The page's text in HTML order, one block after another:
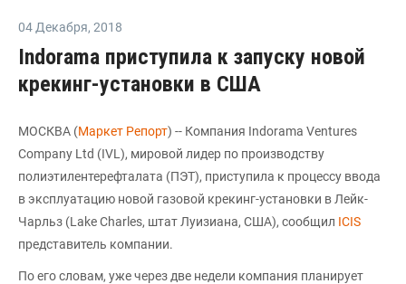
04 Декабря, 2018
Indorama приступила к запуску новой
крекинг-установки в США
МОСКВА (Маркет Репорт) -- Компания Indorama Ventures
Company Ltd (IVL), мировой лидер по производству
полиэтилентерефталата (ПЭТ), приступила к процессу ввода
в эксплуатацию новой газовой крекинг-установки в Лейк-
Чарльз (Lake Charles, штат Луизиана, США), сообщил ICIS
представитель компании.
По его словам, уже через две недели компания планирует